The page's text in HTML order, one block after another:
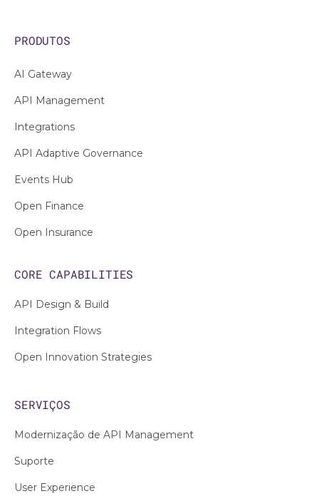
PRODUTOS
AI Gateway
API Management
Integrations
API Adaptive Governance
Events Hub
Open Finance
Open Insurance
CORE CAPABILITIES
API Design & Build
Integration Flows
Open Innovation Strategies
SERVIÇOS
Modernização de API Management
Suporte
User Experience